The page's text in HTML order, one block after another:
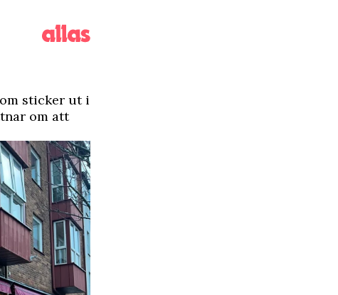
sticker ut i
om att